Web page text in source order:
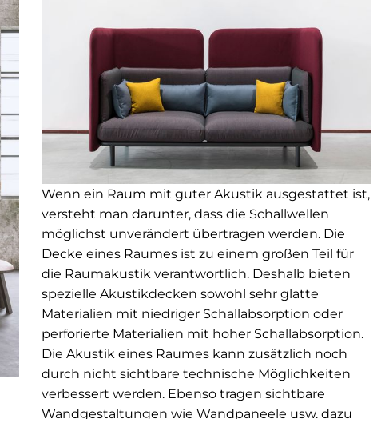
Wenn ein Raum mit guter Akustik ausgestattet ist,
versteht man darunter, dass die Schallwellen
möglichst unverändert übertragen werden. Die
Decke eines Raumes ist zu einem großen Teil für
die Raumakustik verantwortlich. Deshalb bieten
spezielle Akustikdecken sowohl sehr glatte
Materialien mit niedriger Schallabsorption oder
perforierte Materialien mit hoher Schallabsorption.
Die Akustik eines Raumes kann zusätzlich noch
durch nicht sichtbare technische Möglichkeiten
verbessert werden. Ebenso tragen sichtbare
Wandgestaltungen wie Wandpaneele usw. dazu